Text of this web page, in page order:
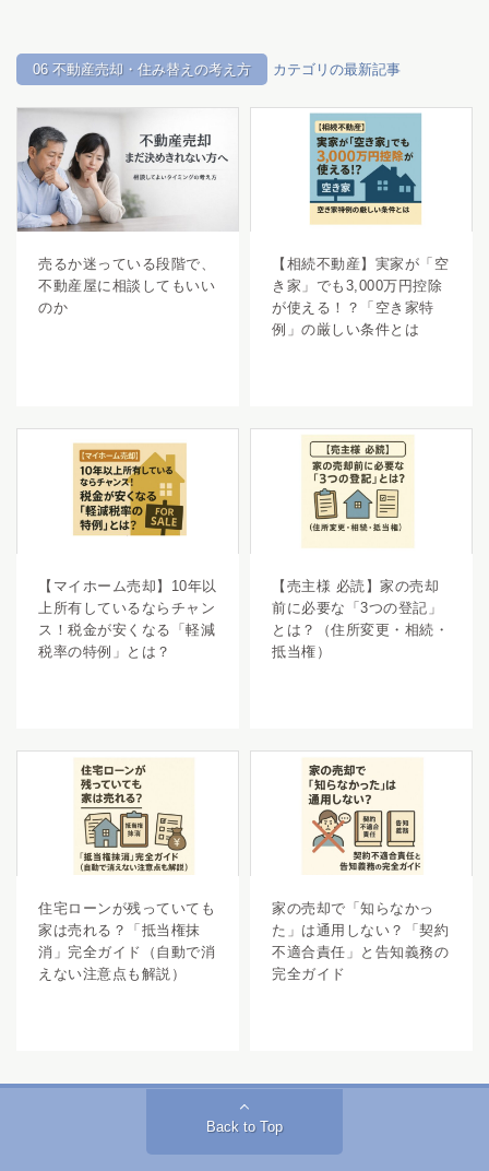
06 不動産売却・住み替えの考え方 カテゴリの最新記事
売るか迷っている段階で、
不動産屋に相談してもいい
のか
【相続不動産】実家が「空
き家」でも3,000万円控除
が使える！？「空き家特
例」の厳しい条件とは
【マイホーム売却】10年以
上所有しているならチャン
ス！税金が安くなる「軽減
税率の特例」とは？
【売主様 必読】家の売却
前に必要な「3つの登記」
とは？（住所変更・相続・
抵当権）
住宅ローンが残っていても
家は売れる？「抵当権抹
消」完全ガイド（自動で消
えない注意点も解説）
家の売却で「知らなかっ
た」は通用しない？「契約
不適合責任」と告知義務の
完全ガイド
Back to Top